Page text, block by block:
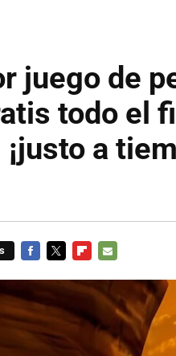
juego de
todo el
a
MAIL